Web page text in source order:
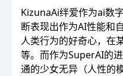
KizunaAi绊爱作为ai数
断表现出作为AI性能和
人类行为的好奇心，在
等。而作为SuperAI的
通的少女无异（人性的